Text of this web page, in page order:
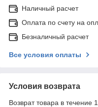
Наличный расчет
Оплата по счету на
Безналичный расчет
Все условия оплаты
Условия возврата
Возврат товара в течение